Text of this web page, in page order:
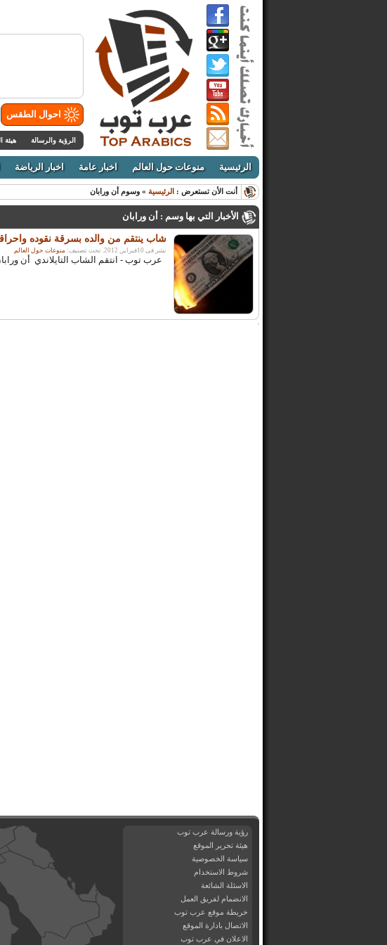
احوال الطقس
الرؤية والرسالة هيئة
الرئيسية منوعات حول العالم اخبار عامة اخبار الرياضة
أنت الأن تستعرض : الرئيسية » وسوم أن ورابان
الأخبار التي بها وسم : أن ورابان
شاب ينتقم من والده بسرقة نقوده
نشر فى 10فبراير, 2012. تحت تصنيف: منوعات حول العالم.
عرب توب - انتقم الشاب التايلاندي أن ورابان "30 عاما " من والده
رؤية ورسالة عرب توب
هيئة تحرير الموقع
سياسة الخصوصية
شروط الاستخدام
الاسئلة الشائعة
الانضمام لفريق العمل
خريطة موقع عرب توب
الاتصال بادارة الموقع
الاعلان في عرب توب